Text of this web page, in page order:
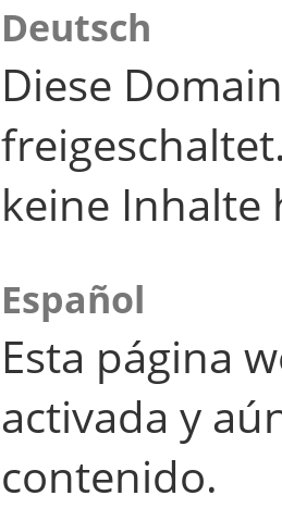
Deutsch
Diese
keine Inhalte
Español
Esta página
activada y
contenido.